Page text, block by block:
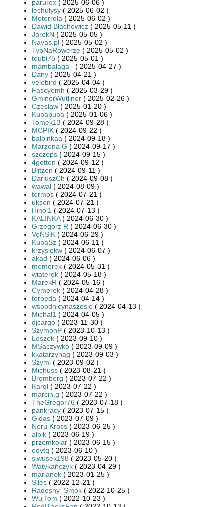
parurex ( 2025-06-06 )
lechulysy ( 2025-06-02 )
Moterrola ( 2025-06-02 )
Dawid Błachowicz ( 2025-05-11 )
JarekN ( 2025-05-05 )
Navas.pl ( 2025-05-02 )
TypNaRowerze ( 2025-05-02 )
toubi75 ( 2025-05-01 )
mambalaga_
( 2025-04-27 )
Dany ( 2025-04-21 )
velobird ( 2025-04-04 )
Fascyemh ( 2025-03-29 )
GminerWutliner ( 2025-02-26 )
Czesław ( 2025-01-20 )
Kubabuba ( 2025-01-06 )
Tomek13 ( 2024-09-28 )
MCPIK ( 2024-09-22 )
balbinkaa ( 2024-09-18 )
Marzena G ( 2024-09-17 )
szczeps ( 2024-09-15 )
4gotten ( 2024-09-12 )
Blitzen ( 2024-09-11 )
DariuszCh ( 2024-09-08 )
wawal ( 2024-08-09 )
termos ( 2024-07-21 )
ukson ( 2024-07-21 )
Hinol1 ( 2024-07-13 )
KALINKA( 2024-06-30 )
Grzegorz R ( 2024-06-30 )
VoNSiK ( 2024-06-29 )
KubaSz ( 2024-06-11 )
krzysiekw ( 2024-06-07 )
akad ( 2024-06-06 )
memorek ( 2024-05-31 )
wiaterek ( 2024-05-18 )
MarekR ( 2024-05-16 )
Cymerek ( 2024-04-28 )
torpeda ( 2024-04-14 )
wspodnicynaszosie ( 2024-04-13 )
Michał1 ( 2024-04-05 )
djcargo ( 2023-11-30 )
SzymonP ( 2023-10-13 )
Leszek ( 2023-09-10 )
MSaczywko ( 2023-09-09 )
kkatarzynag ( 2023-09-03 )
Szymi ( 2023-09-02 )
Michuss ( 2023-08-21 )
Bromberg ( 2023-07-22 )
Karql ( 2023-07-22 )
marcin.g ( 2023-07-22 )
TheGregor76 ( 2023-07-18 )
pankracy ( 2023-07-15 )
Gidas ( 2023-07-09 )
Neru Kross ( 2023-06-25 )
albik ( 2023-06-19 )
przemkolar ( 2023-06-15 )
edytq ( 2023-06-10 )
siwusek198 ( 2023-05-20 )
Watykańczyk ( 2023-04-29 )
marianek ( 2023-01-25 )
Siles ( 2022-12-21 )
Radosny_Smok ( 2022-10-25 )
WujTom ( 2022-10-23 )